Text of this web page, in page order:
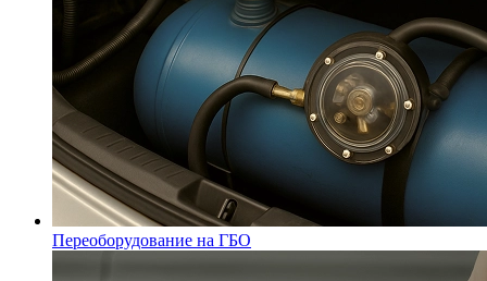
Переоборудование на ГБО